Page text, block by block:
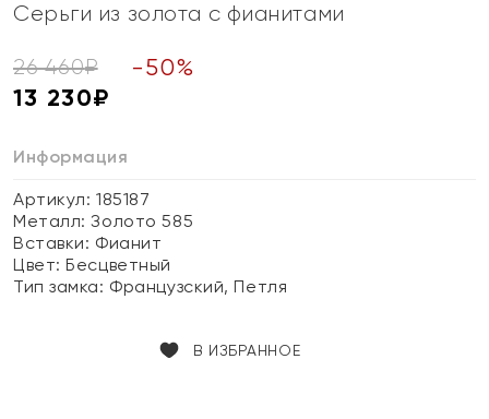
Серьги из золота с фианитами
26 460₽ -50%
13 230₽
Информация
Артикул: 185187
Металл:Золото 585
Вставки: Фианит
Цвет:Бесцветный
Тип замка: Французский, Петля
В ИЗБРАННОЕ